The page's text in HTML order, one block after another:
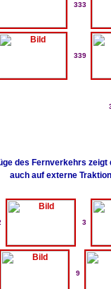
333
339
des Fernverkehrs zeigt
auch auf externe
3
9